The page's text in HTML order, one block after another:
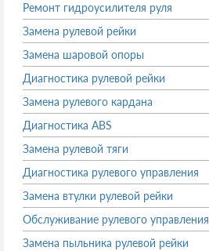
Ремонт гидроусилителя руля
Замена рулевой рейки
Замена шаровой опоры
Диагностика рулевой рейки
Замена рулевого кардана
Диагностика ABS
Замена рулевой тяги
Диагностика рулевого управления
Замена втулки рулевой рейки
Обслуживание рулевого управления
Замена пыльника рулевой рейки